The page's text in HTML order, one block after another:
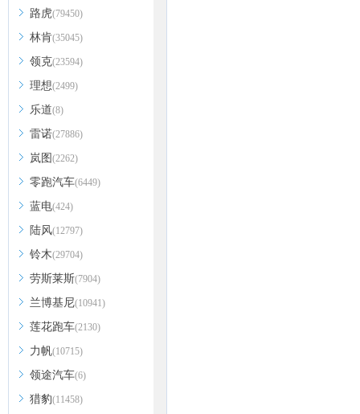
路虎(79450)
林肯(35045)
领克(23594)
理想(2499)
乐道(8)
雷诺(27886)
岚图 (2262)
零跑汽车(6449)
蓝电(424)
陆风(12797)
铃木(29704)
劳斯莱斯(7904)
兰博基尼(10941)
莲花跑车(2130)
力帆(10715)
领途汽车(6)
猎豹(11458)